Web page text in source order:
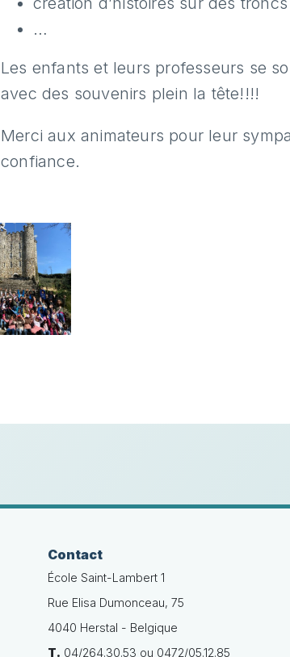
…
Les enfants et leurs professeurs se
avec des souvenirs plein la tête!!!!
Merci aux animateurs pour leur
confiance.
Contact
École Saint-Lambert 1
Rue Elisa Dumonceau, 75
4040 Herstal - Belgique
T. 04/264.30.53 ou 0472/05.12.85